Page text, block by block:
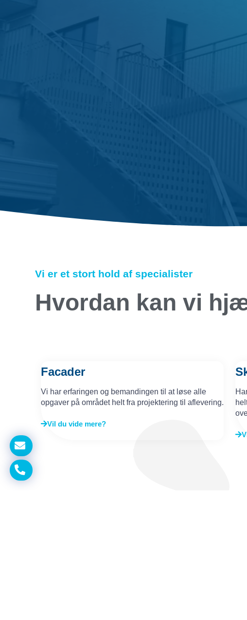
Vi er et stort hold af specialister
Hvordan kan vi
Facader
Vi har erfaringen og bemandingen til at løse alle
opgaver på området helt fra projektering til aflevering.
Vil du vide mere?